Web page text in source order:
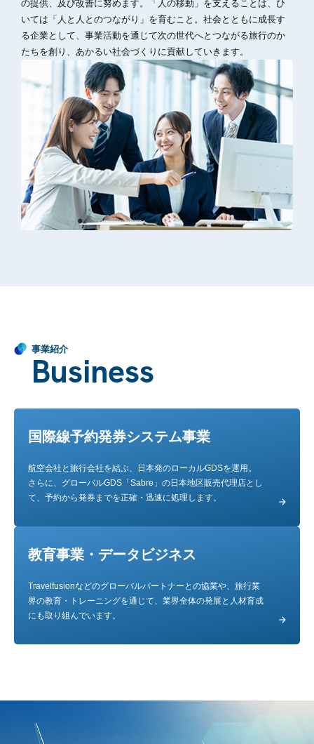
の提供、及び改善に努めます。「人の移動」を支えることは、ひ
いては「人と人とのつながり」を育むこと。社会とともに成長す
る企業として、事業活動を通じて次の世代へとつながる旅行のか
たちを創り、あかるい社会づくりに貢献していきます。
事業紹介
Business
国際線予約発券システム事業
航空会社と旅行会社を結ぶ、日本発のローカルGDSを運用。
さらに、グローバルGDS「Sabre」の日本地区販売代理店とし
て、 予約から発券までを正確・迅速に処理します。
教育事業・データビジネス
Travelfusionなどのグローバルパートナーとの協業や、旅行業
界の教育・トレーニングを通じて、業界全体の発展と人材育成
にも取り組んでいます。